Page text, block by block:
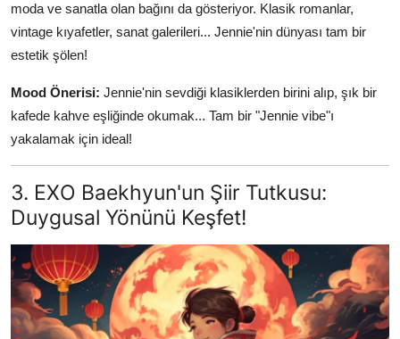
moda ve sanatla olan bağını da gösteriyor. Klasik romanlar,
vintage kıyafetler, sanat galerileri... Jennie'nin dünyası tam bir
estetik şölen!
Mood Önerisi: Jennie'nin sevdiği klasiklerden birini alıp, şık bir
kafede kahve eşliğinde okumak... Tam bir "Jennie vibe"ı
yakalamak için ideal!
3. EXO Baekhyun'un Şiir Tutkusu:
Duygusal Yönünü Keşfet!